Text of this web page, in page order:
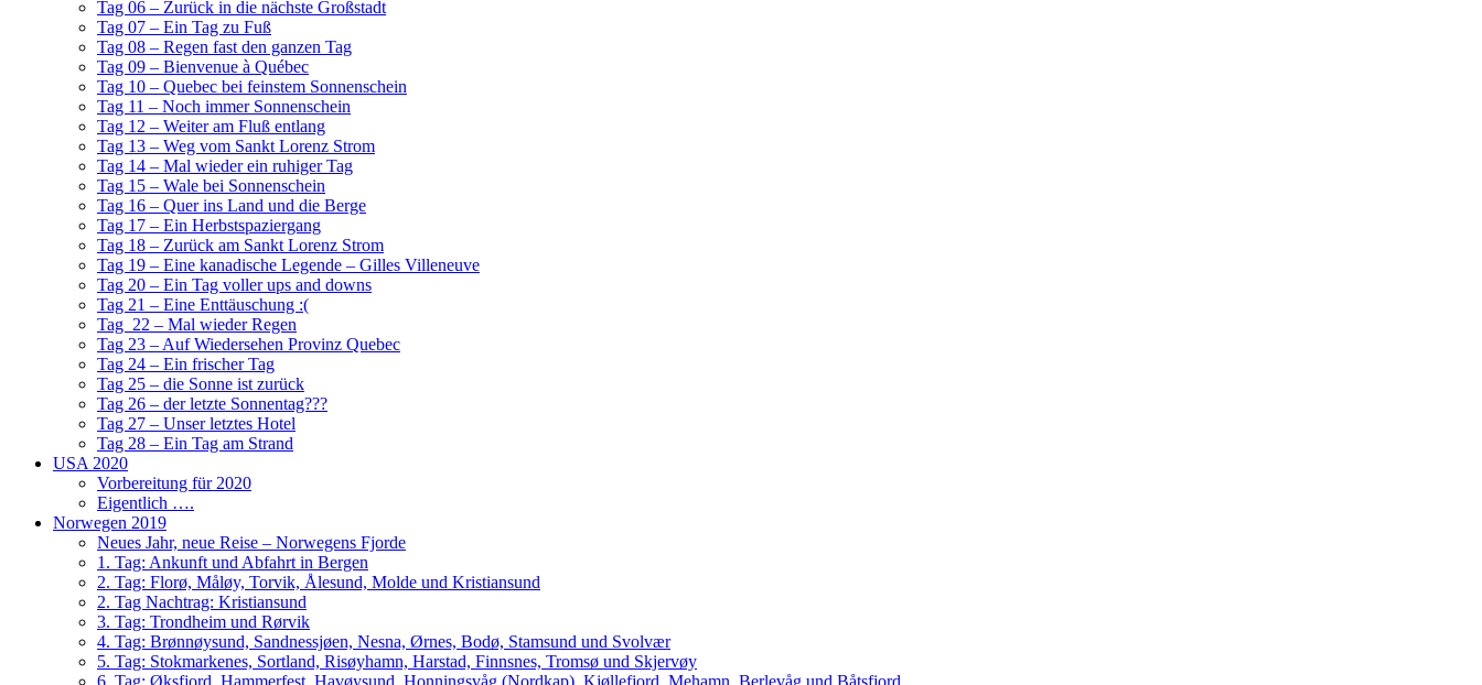
Tag 06 – Zurück in die nächste Großstadt
Tag 07 – Ein Tag zu Fuß
Tag 08 – Regen fast den ganzen Tag
Tag 09 – Bienvenue à Québec
Tag 10 – Quebec bei feinstem Sonnenschein
Tag 11 – Noch immer Sonnenschein
Tag 12 – Weiter am Fluß entlang
Tag 13 – Weg vom Sankt Lorenz Strom
Tag 14 – Mal wieder ein ruhiger Tag
Tag 15 – Wale bei Sonnenschein
Tag 16 – Quer ins Land und die Berge
Tag 17 – Ein Herbstspaziergang
Tag 18 – Zurück am Sankt Lorenz Strom
Tag 19 – Eine kanadische Legende – Gilles Villeneuve
Tag 20 – Ein Tag voller ups and downs
Tag 21 – Eine Enttäuschung :(
Tag 22 – Mal wieder Regen
Tag 23 – Auf Wiedersehen Provinz Quebec
Tag 24 – Ein frischer Tag
Tag 25 – die Sonne ist zurück
Tag 26 – der letzte Sonnentag???
Tag 27 – Unser letztes Hotel
Tag 28 – Ein Tag am Strand
USA 2020
Vorbereitung für 2020
Eigentlich ….
Norwegen 2019
Neues Jahr, neue Reise – Norwegens Fjorde
1. Tag: Ankunft und Abfahrt in Bergen
2. Tag: Florø, Måløy, Torvik, Ålesund, Molde und Kristiansund
2. Tag Nachtrag: Kristiansund
3. Tag: Trondheim und Rørvik
4. Tag: Brønnøysund, Sandnessjøen, Nesna, Ørnes, Bodø, Stamsund und Svolvær
5. Tag: Stokmarkenes, Sortland, Risøyhamn, Harstad, Finnsnes, Tromsø und Skjervøy
6. Tag: Øksfjord, Hammerfest, Havøysund, Honningsvåg (Nordkap), Kjøllefjord, Mehamn, Berlevåg und Båtsfjord